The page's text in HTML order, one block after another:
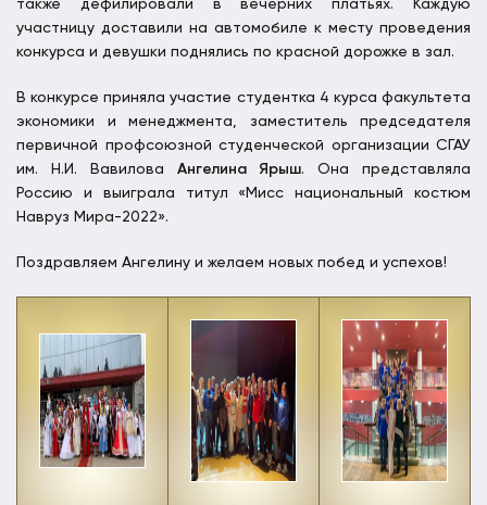
также дефилировали в вечерних платьях. Каждую
участницу доставили на автомобиле к месту проведения
конкурса и девушки поднялись по красной дорожке в зал.
В конкурсе приняла участие студентка 4 курса факультета
экономики и менеджмента, заместитель председателя
первичной профсоюзной студенческой организации СГАУ
им. Н.И. Вавилова Ангелина Ярыш. Она представляла
Россию и выиграла титул «Мисс национальный костюм
Навруз Мира-2022».
Поздравляем Ангелину и желаем новых побед и успехов!